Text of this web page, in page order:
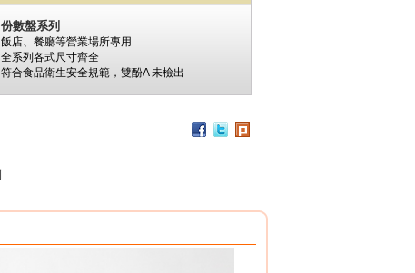
份數盤系列
飯店、餐廳等營業場所專用
全系列各式尺寸齊全
符合食品衛生安全規範， 雙酚A未檢出
杯架組